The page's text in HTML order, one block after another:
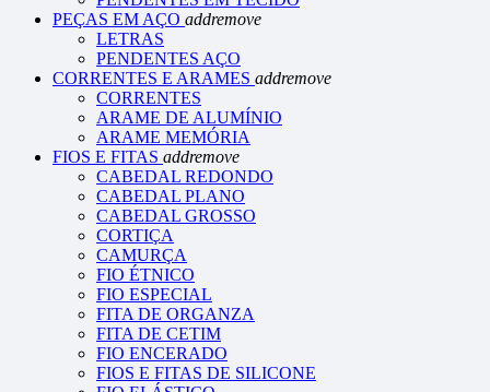
PEÇAS EM AÇO addremove
LETRAS
PENDENTES AÇO
CORRENTES E ARAMES addremove
CORRENTES
ARAME DE ALUMÍNIO
ARAME MEMÓRIA
FIOS E FITAS addremove
CABEDAL REDONDO
CABEDAL PLANO
CABEDAL GROSSO
CORTIÇA
CAMURÇA
FIO ÉTNICO
FIO ESPECIAL
FITA DE ORGANZA
FITA DE CETIM
FIO ENCERADO
FIOS E FITAS DE SILICONE